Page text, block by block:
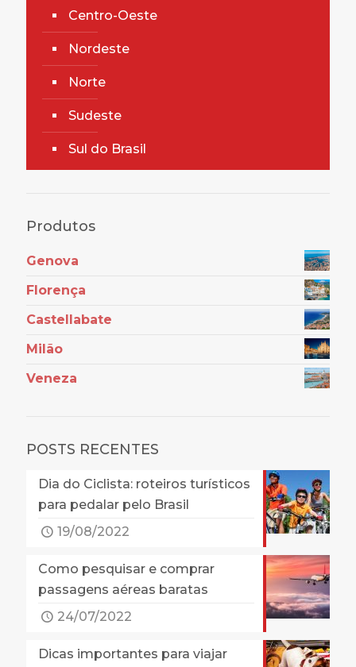
Centro-Oeste
Nordeste
Norte
Sudeste
Sul do Brasil
Produtos
Genova
Florença
Castellabate
Milão
Veneza
POSTS RECENTES
Dia do Ciclista: roteiros turísticos
para pedalar pelo Brasil
19/08/2022
Como pesquisar e comprar
passagens aéreas baratas
24/07/2022
Dicas importantes para viajar